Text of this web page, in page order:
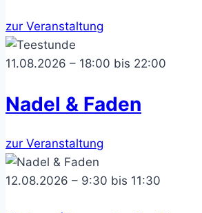
zur Veranstaltung
11.08.2026 – 18:00 bis 22:00
Nadel & Faden
zur Veranstaltung
12.08.2026 – 9:30 bis 11:30